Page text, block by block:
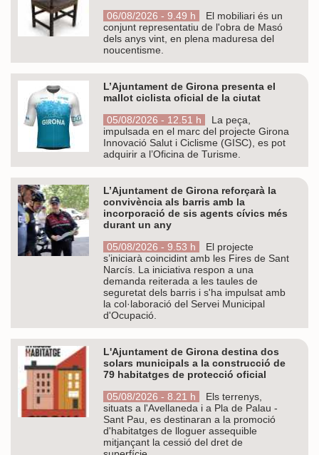
06/08/2026 - 9.49 h
El mobiliari és un
conjunt representatiu de l'obra de Masó
dels anys vint, en plena maduresa del
noucentisme.
L’Ajuntament de Girona presenta el
mallot ciclista oficial de la ciutat
05/08/2026 - 12.51 h
La peça,
impulsada en el marc del projecte Girona
Innovació Salut i Ciclisme (GISC), es pot
adquirir a l’Oficina de Turisme.
L’Ajuntament de Girona reforçarà la
convivència als barris amb la
incorporació de sis agents cívics més
durant un any
05/08/2026 - 9.53 h
El projecte
s’iniciarà coincidint amb les Fires de Sant
Narcís. La iniciativa respon a una
demanda reiterada a les taules de
seguretat dels barris i s'ha impulsat amb
la col·laboració del Servei Municipal
d'Ocupació.
L'Ajuntament de Girona destina dos
solars municipals a la construcció de
79 habitatges de protecció oficial
05/08/2026 - 8.21 h
Els terrenys,
situats a l'Avellaneda i a Pla de Palau -
Sant Pau, es destinaran a la promoció
d'habitatges de lloguer assequible
mitjançant la cessió del dret de